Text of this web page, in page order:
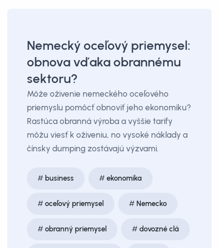
Nemecký oceľový priemysel:
obnova vďaka obrannému
sektoru?
Môže oživenie nemeckého oceľového
priemyslu pomôcť obnoviť jeho ekonomiku?
Rastúca obranná výroba a vyššie tarify
môžu viesť k oživeniu, no vysoké náklady a
čínsky dumping zostávajú výzvami.
business ekonomika
oceľový priemysel Nemecko
obranný priemysel dovozné clá